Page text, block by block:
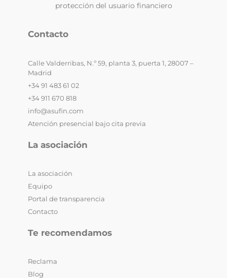
protección del usuario financiero
Contacto
Calle Valderribas, N.º 59, planta 3, puerta 1, 28007 –
Madrid
+34 91 483 61 02
+34 911 670 818
info@asufin.com
Atención presencial bajo cita previa
La asociación
La asociación
Equipo
Portal de transparencia
Contacto
Te recomendamos
Reclama
Blog